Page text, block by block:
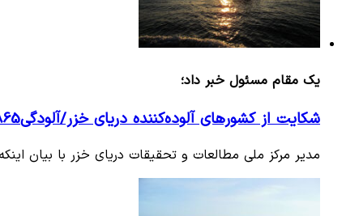
یک مقام مسئول خبر داد؛
شکایت از کشورهای آلوده‌کننده دریای خزر/آلودگی865کیلومتر از سواحل
مدیر مرکز ملی مطالعات و تحقیقات دریای خزر با بیان اینکه 865 کیلومتر از سواحل دریای خزر دچار آلودگی‌های نفتی است، از…